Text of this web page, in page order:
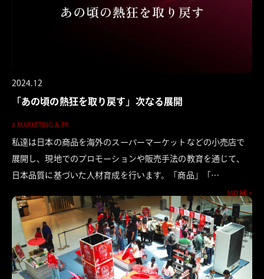
2024.12
「あの頃の熱狂を取り戻す」次なる展開
# MARKETING & PR
私達は日本の商品を海外のスーパーマーケットなどの小売店で
展開し、現地でのプロモーションや販売手法の教育を通じて、
日本品質に基づいた人材育成を行います。「商品」「…
MORE >